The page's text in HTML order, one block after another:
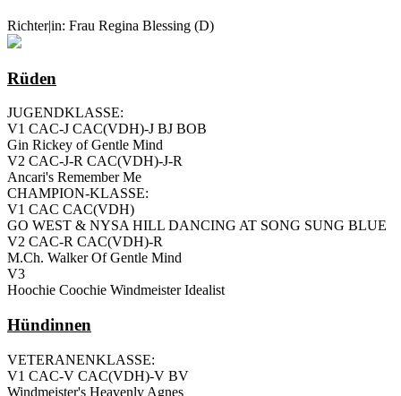
Richter|in: Frau Regina Blessing (D)
Rüden
JUGENDKLASSE:
V1 CAC-J CAC(VDH)-J BJ BOB
Gin Rickey of Gentle Mind
V2 CAC-J-R CAC(VDH)-J-R
Ancari's Remember Me
CHAMPION-KLASSE:
V1 CAC CAC(VDH)
GO WEST & NYSA HILL DANCING AT SONG SUNG BLUE
V2 CAC-R CAC(VDH)-R
M.Ch. Walker Of Gentle Mind
V3
Hoochie Coochie Windmeister Idealist
Hündinnen
VETERANENKLASSE:
V1 CAC-V CAC(VDH)-V BV
Windmeister's Heavenly Agnes